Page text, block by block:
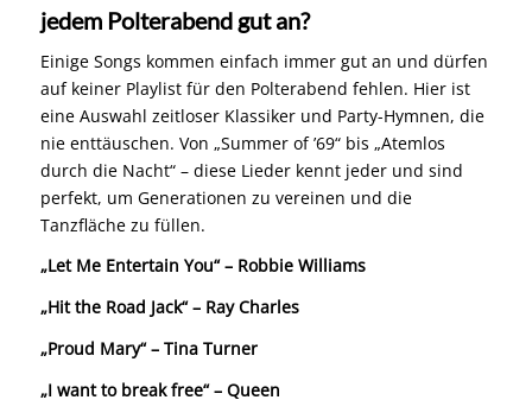
jedem Polterabend gut an?
Einige Songs kommen einfach immer gut an und dürfen
auf keiner Playlist für den Polterabend fehlen. Hier ist
eine Auswahl zeitloser Klassiker und Party-Hymnen, die
nie enttäuschen. Von „Summer of ’69“ bis „Atemlos
durch die Nacht“ – diese Lieder kennt jeder und sind
perfekt, um Generationen zu vereinen und die
Tanzfläche zu füllen.
„Let Me Entertain You“ – Robbie Williams
„Hit the Road Jack“ – Ray Charles
„Proud Mary“ – Tina Turner
„I want to break free“ – Queen